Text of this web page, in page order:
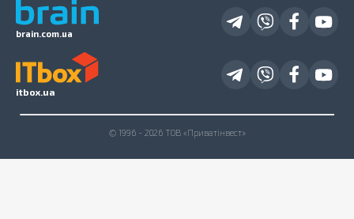
brain.com.ua
itbox.ua
© 1996 - 2026 ТОВ «Приватінвест»